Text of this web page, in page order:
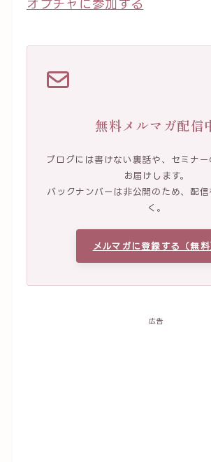
オプチャに参加する
無料メルマガ配信
ブログには書けない裏話や、セミナー
お届けします。
バックナンバーは非公開のため、配信
く。
メルマガに登録する（無料
広告